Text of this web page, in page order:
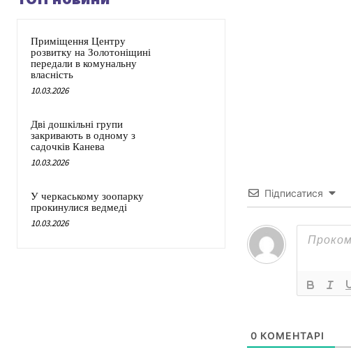
Приміщення Центру
розвитку на Золотоніщині
передали в комунальну
власність
10.03.2026
Дві дошкільні групи
закривають в одному з
садочків Канева
10.03.2026
У черкаському зоопарку
прокинулися ведмеді
10.03.2026
Підписатися
0 КОМЕНТАРІ